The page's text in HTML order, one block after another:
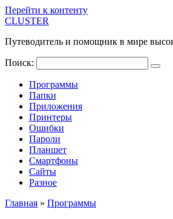
Перейти к контенту
CLUSTER
Путеводитель и помощник в мире
Поиск:
Программы
Папки
Приложения
Принтеры
Ошибки
Пароли
Планшет
Смартфоны
Сайты
Разное
Главная » Программы